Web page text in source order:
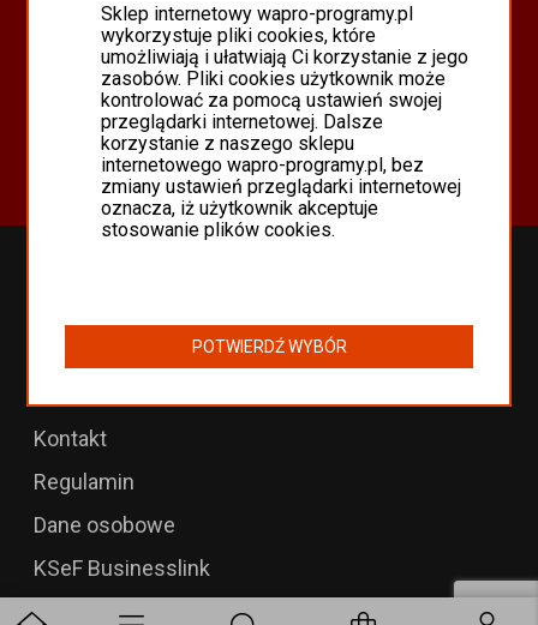
PROGRAMY MISTRAL
SYSTEM SCANMAG
Oferta
Programy Asseco WAPRO
Odnowienia 365 i aktualizacje
Programy WAPRO
Kontakt
Regulamin
Dane osobowe
KSeF Businesslink
Sklep internetowy wapro-programy.pl
wykorzystuje pliki cookies, które
umożliwiają i ułatwiają Ci korzystanie z jego
zasobów. Pliki cookies użytkownik może
kontrolować za pomocą ustawień swojej
przeglądarki internetowej. Dalsze
korzystanie z naszego sklepu
internetowego wapro-programy.pl, bez
zmiany ustawień przeglądarki internetowej
oznacza, iż użytkownik akceptuje
stosowanie plików cookies.
POTWIERDŹ WYBÓR